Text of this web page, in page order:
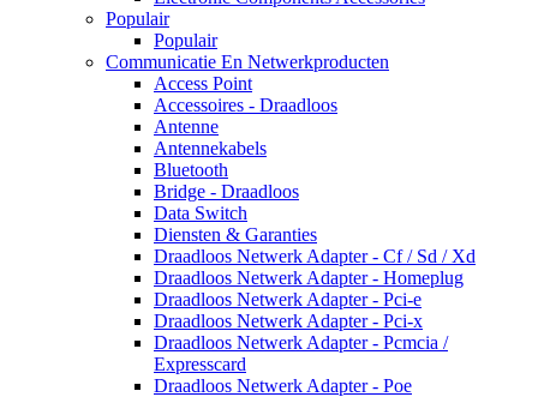
Populair
Populair
Communicatie En Netwerkproducten
Access Point
Accessoires - Draadloos
Antenne
Antennekabels
Bluetooth
Bridge - Draadloos
Data Switch
Diensten & Garanties
Draadloos Netwerk Adapter - Cf / Sd / Xd
Draadloos Netwerk Adapter - Homeplug
Draadloos Netwerk Adapter - Pci-e
Draadloos Netwerk Adapter - Pci-x
Draadloos Netwerk Adapter - Pcmcia /
Expresscard
Draadloos Netwerk Adapter - Poe